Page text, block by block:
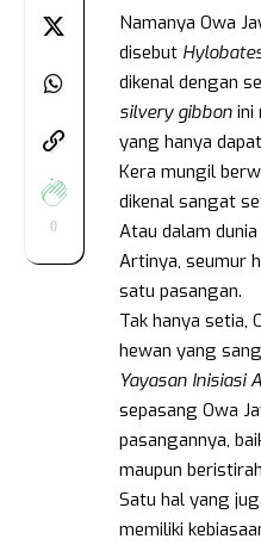
0
Namanya Owa
disebut
dikenal dengan
silvery gibbon ini
yang hanya
Kera mungil
dikenal sangat
Atau dalam
Artinya, seumur
satu pasangan.
Tak hanya setia,
hewan yang
Yayasan Inisiasi
sepasang Owa
pasangannya,
maupun
Satu hal yang
memiliki